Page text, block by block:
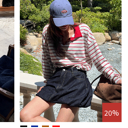
20%